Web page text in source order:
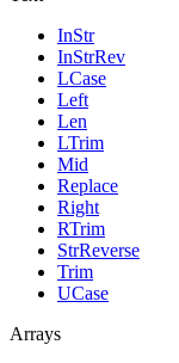
InStr
InStrRev
LCase
Left
Len
LTrim
Mid
Replace
Right
RTrim
StrReverse
Trim
UCase
Arrays